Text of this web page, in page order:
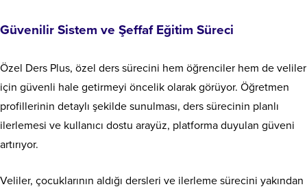
Güvenilir Sistem ve Şeffaf Eğitim Süreci
Özel Ders Plus, özel ders sürecini hem öğrenciler hem de veliler
için güvenli hale getirmeyi öncelik olarak görüyor. Öğretmen
profillerinin detaylı şekilde sunulması, ders sürecinin planlı
ilerlemesi ve kullanıcı dostu arayüz, platforma duyulan güveni
artırıyor.
Veliler, çocuklarının aldığı dersleri ve ilerleme sürecini yakından